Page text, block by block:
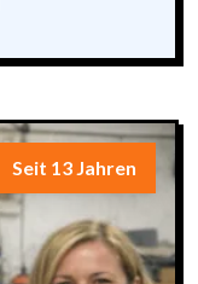
Seit 13 Jahren